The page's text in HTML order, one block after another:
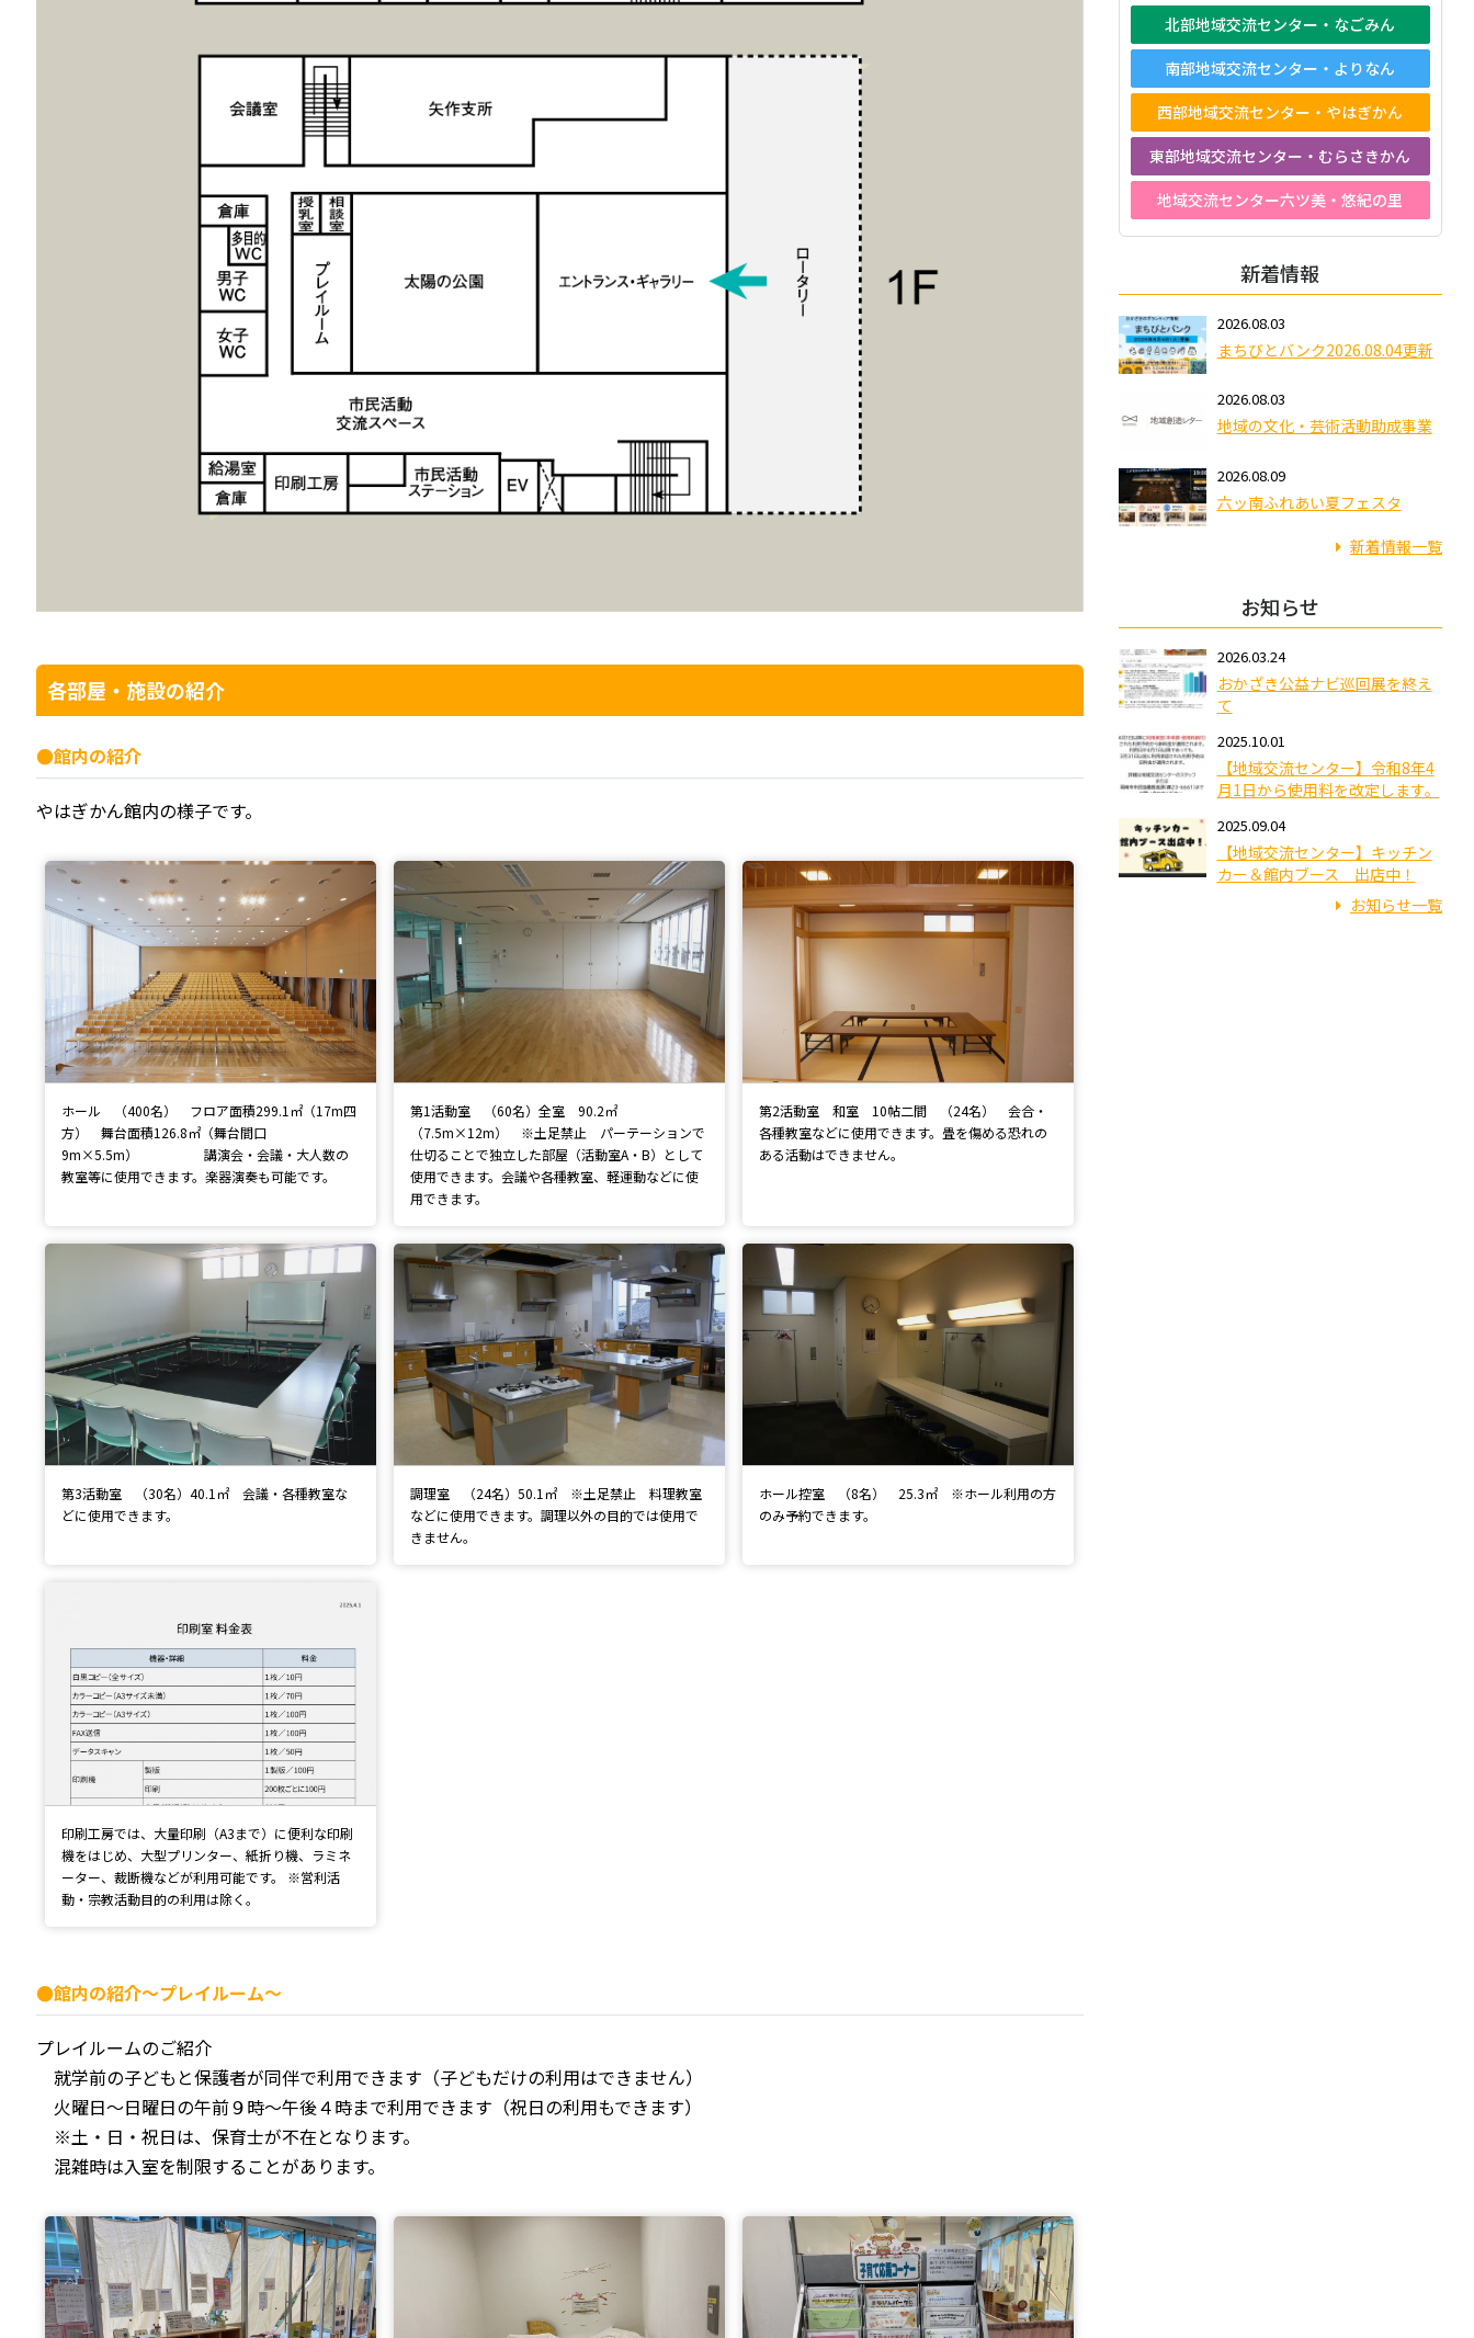
各部屋・施設の紹介
●館内の紹介
やはぎかん館内の様子です。
ホール （400名） フロア面積299.1㎡（17m四
方） 舞台面積126.8㎡（舞台間口
9m×5.5m） 講演会・会議・大人数の
教室等に使用できます。楽器演奏も可能です。
第1活動室 （60名）全室 90.2㎡
（7.5m×12m） ※土足禁止 パーテーションで
仕切ることで独立した部屋（活動室A・B）として
使用できます。会議や各種教室、軽運動などに使
用できます。
第2活動室 和室 10帖二間 （24名） 会合・
各種教室などに使用できます。畳を傷める恐れの
ある活動はできません。
第3活動室 （30名）40.1㎡ 会議・各種教室な
どに使用できます。
調理室 （24名）50.1㎡ ※土足禁止 料理教室
などに使用できます。調理以外の目的では使用で
きません。
ホール控室 （8名） 25.3㎡ ※ホール利用の方
のみ予約できます。
印刷工房では、大量印刷（A3まで）に便利な印刷
機をはじめ、大型プリンター、紙折り機、ラミネ
ーター、裁断機などが利用可能です。 ※営利活
動・宗教活動目的の利用は除く。
●館内の紹介～プレイルーム～
プレイルームのご紹介
就学前の子どもと保護者が同伴で利用できます（子どもだけの利用はできません）
火曜日～日曜日の午前９時～午後４時まで利用できます（祝日の利用もできます）
※土・日・祝日は、保育士が不在となります。
混雑時は入室を制限することがあります。
北部地域交流センター・なごみん
南部地域交流センター・よりなん
西部地域交流センター・やはぎかん
東部地域交流センター・むらさきかん
地域交流センター六ツ美・悠紀の里
新着情報
2026.08.03
まちびとバンク2026.08.04更新
2026.08.03
地域の文化・芸術活動助成事業
2026.08.09
六ッ南ふれあい夏フェスタ
新着情報一覧
お知らせ
2026.03.24
おかざき公益ナビ巡回展を終え
て
2025.10.01
【地域交流センター】令和8年4
月1日から使用料を改定します。
2025.09.04
【地域交流センター】キッチン
カー＆館内ブース 出店中！
お知らせ一覧